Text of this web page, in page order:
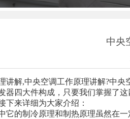
中央
讲解,中央空调工作原理讲解?中
器四大件构成，只要我们掌握了
下来详细为大家介绍：
它的制冷原理和制热原理虽然在